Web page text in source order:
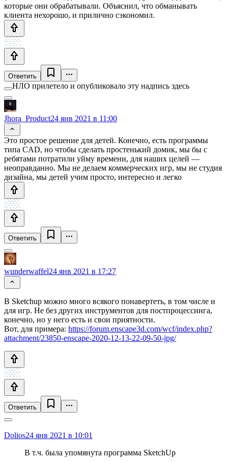
которые они обрабатывали. Объяснил, что обманывать
клиента нехорошо, и прилично сэкономил.
Ответить
НЛО прилетело и опубликовало эту надпись здесь
Jhora_Product24 янв 2021 в 11:00
Это простое решение для детей. Конечно, есть программы
типа CAD, но чтобы сделать простенький домик, мы бы с
ребятами потратили уйму времени, для наших целей —
неоправданно. Мы не делаем коммерческих игр, мы не студия
дизайна, мы детей учим просто, интересно и легко
Ответить
wunderwaffel24 янв 2021 в 17:27
В Sketchup можно много всякого понавертеть, в том числе и
для игр. Не без других инструментов для постпроцессинга,
конечно, но у него есть и свои приятности.
Вот, для примера: https://forum.enscape3d.com/wcf/index.php?
attachment/23850-enscape-2020-12-13-22-09-50-jpg/
Ответить
Dolios24 янв 2021 в 10:01
В т.ч. была упомянута программа SketchUp